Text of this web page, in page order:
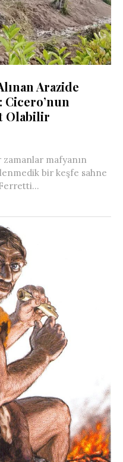
Arazide
Cicero’nun
Olabilir
zamanlar mafyanın
bir keşfe sahne